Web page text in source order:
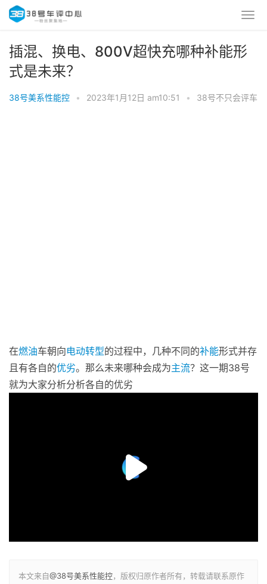
插混、换电、800V超快充哪种补能形
式是未来？
38号美系性能控 • 2023年1月12日 am10:51 • 38号不只会评车
在燃油车朝向电动转型的过程中，几种不同的补能形式并存
且有各自的优劣。那么未来哪种会成为主流？这一期38号
就为大家分析分析各自的优劣
本文来自@38号美系性能控，版权归原作者所有，转载请联系原作